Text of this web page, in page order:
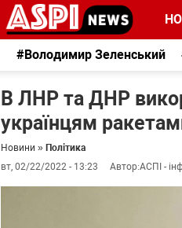
#Володимир Зеленський
В ЛНР та ДНР
українцям
Новини » Політика
вт, 02/22/2022 - 13:23
Автор:АСПІ -